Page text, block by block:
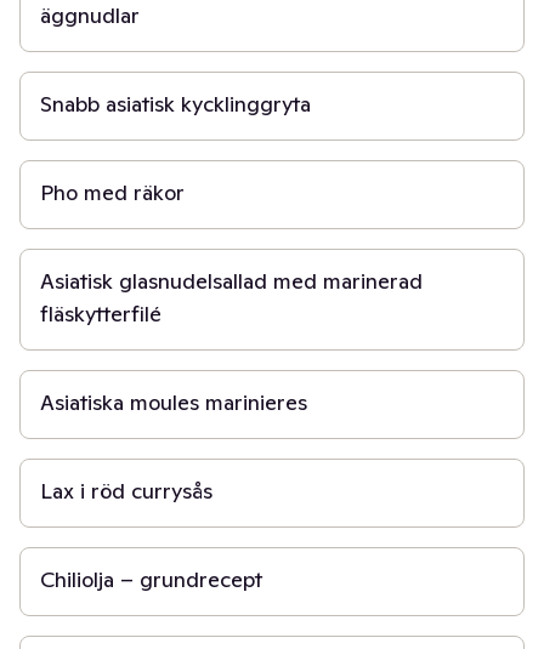
äggnudlar
20 min
Snabb asiatisk kycklinggryta
30 min
Pho med räkor
1 t
Asiatisk glasnudelsallad med marinerad
fläskytterfilé
30 min
Asiatiska moules marinieres
20 min
Lax i röd currysås
15 min
Chiliolja – grundrecept
50 min